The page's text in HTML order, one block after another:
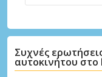
Μεγάλες
Αποκτήστε
Συχνές
αυτοκινήτου